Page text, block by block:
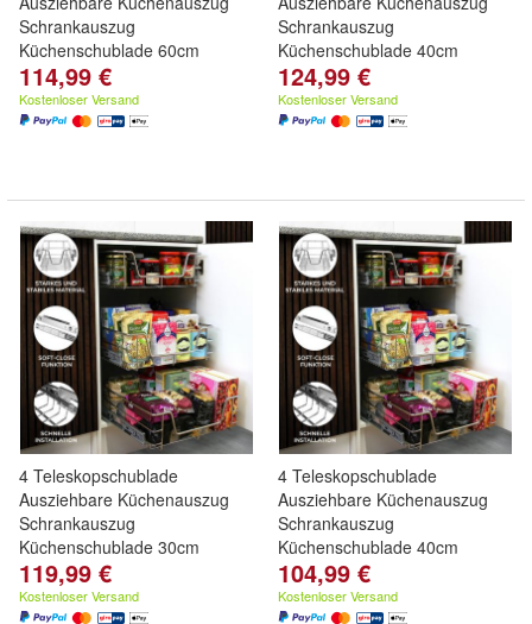
Schrankauszug
Küchenschublade 60cm
114,99 €
Kostenloser Versand
Schrankauszug
Küchenschublade 40cm
124,99 €
Kostenloser Versand
4 Teleskopschublade
Ausziehbare Küchenauszug
Schrankauszug
Küchenschublade 30cm
119,99 €
Kostenloser Versand
4 Teleskopschublade
Ausziehbare Küchenauszug
Schrankauszug
Küchenschublade 40cm
104,99 €
Kostenloser Versand